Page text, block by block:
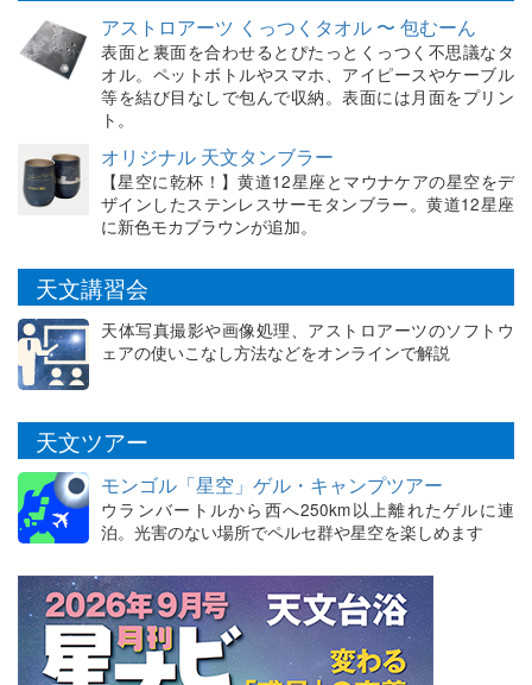
アストロアーツ くっつくタオル 〜 包むーん
表面と裏面を合わせるとぴたっとくっつく不思議なタ
オル。ペットボトルやスマホ、アイピースやケーブル
等を結び目なしで包んで収納。表面には月面をプリン
ト。
オリジナル 天文タンブラー
【星空に乾杯！】黄道12星座とマウナケアの星空をデ
ザインしたステンレスサーモタンブラー。黄道12星座
に新色モカブラウンが追加。
天文講習会
天体写真撮影や画像処理、アストロアーツのソフトウ
ェアの使いこなし方法などをオンラインで解説
天文ツアー
モンゴル「星空」ゲル・キャンプツアー
ウランバートルから西へ250km以上離れたゲルに連
泊。光害のない場所でペルセ群や星空を楽しめます